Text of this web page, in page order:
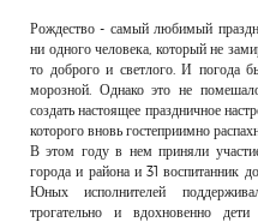
РЕКЛАМОДАТЕЛЯМ
ОБЪЯВЛЕНИЯ
КОНТАКТЫ
Рождество - самый любимый
ни одного человека, который не
то доброго и светлого. И погода
морозной. Однако это не
создать настоящее праздничное
которого вновь гостеприимно
В этом году в нем приняли
города и района и 31 воспитанник
Юных исполнителей
трогательно и вдохновенно